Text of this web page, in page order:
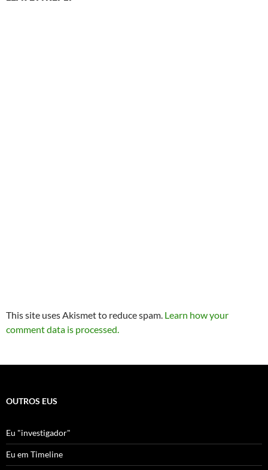
This site uses Akismet to reduce spam. Learn how your
comment data is processed.
OUTROS EUS
Eu "investigador"
Eu em Timeline